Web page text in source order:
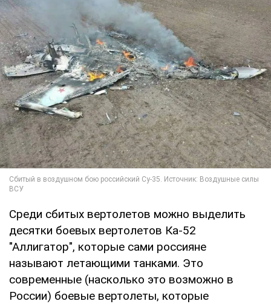
Среди сбитых вертолетов можно выделить
десятки боевых вертолетов Ка-52
"Аллигатор", которые сами россияне
называют летающими танками. Это
современные (насколько это возможно в
России) боевые вертолеты, которые